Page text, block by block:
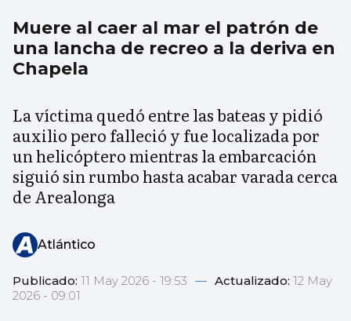
Muere al caer al mar el patrón de
una lancha de recreo a la deriva en
Chapela
La víctima quedó entre las bateas y pidió
auxilio pero falleció y fue localizada por
un helicóptero mientras la embarcación
siguió sin rumbo hasta acabar varada cerca
de Arealonga
Atlántico
Publicado: 11 May 2026 - 19:53 — Actualizado: 12 May
2026 - 09:01